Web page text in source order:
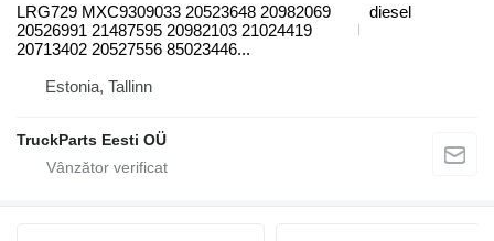
LRG729 MXC9309033 20523648 20982069
20526991 21487595 20982103 21024419
20713402 20527556 85023446...
diesel
Estonia, Tallinn
TruckParts Eesti OÜ